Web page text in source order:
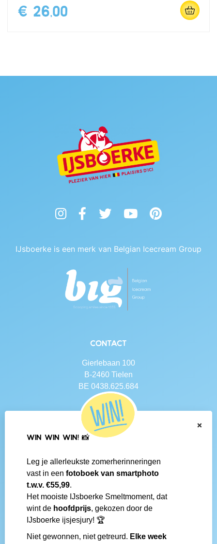
€ 26,00
InstagramFacebookTwitter YouTubePinterest
IJsboerke is een merk van Belgian Icecream Group
Contact
Gierlebaan 100
B-2460 Tielen
BE 0438.625.684
Navigatie
Contact
Social media
IJsboerke-shops
Fanmail bezorgen
IJsboerke wedstrijd
×
WIN WIN WIN! 📸
Leg je allerleukste zomerherinneringen
vast in een fotoboek van smartphoto
t.w.v. €55,99.
Het mooiste IJsboerke Smeltmoment, dat
wint de hoofdprijs, gekozen door de
IJsboerke ijsjesjury! 🏆
Niet gewonnen, niet getreurd. Elke week